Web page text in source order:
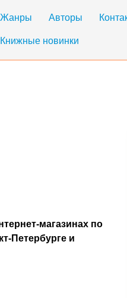
Жанры Авторы
Книжные новинки
магазинах по
Петербурге и